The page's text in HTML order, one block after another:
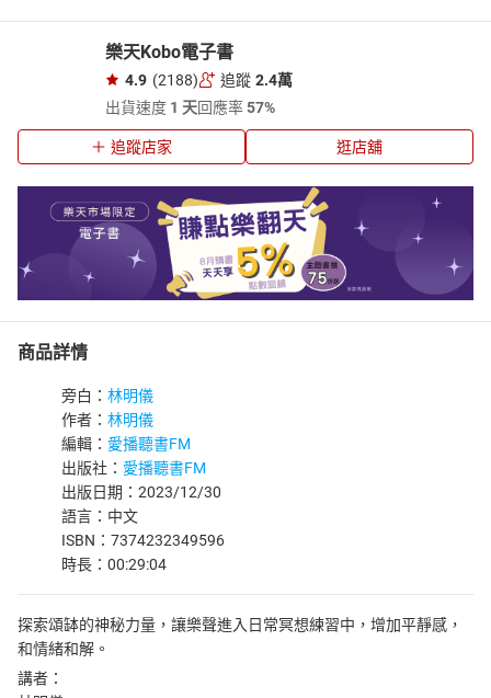
樂天Kobo電子書
4.9 (2188) 追蹤 2.4萬
出貨速度 1 天回應率57%
追蹤店家 逛店舖
商品詳情
旁白： 林明儀
作者： 林明儀
編輯： 愛播聽書FM
出版社： 愛播聽書FM
出版日期：2023/12/30
語言：中文
ISBN：7374232349596
時長：00:29:04
探索頌缽的神秘力量，讓樂聲進入日常冥想練習中，增加平靜感，
和情緒和解。
講者：